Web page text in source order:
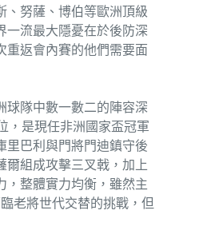
、努薩、博伯等歐洲頂級
一流最大隱憂在於後防深
重返會內賽的他們需要面
球隊中數一數二的陣容深
，是現任非洲國家盃冠軍
里巴利與門將門迪鎮守後
爾組成攻擊三叉戟，加上
，整體實力均衡，雖然主
老將世代交替的挑戰，但